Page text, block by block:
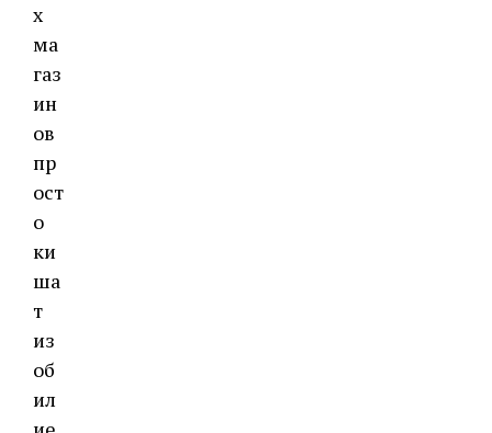
х
ма
газ
ин
ов
пр
ост
о
ки
ша
т
из
об
ил